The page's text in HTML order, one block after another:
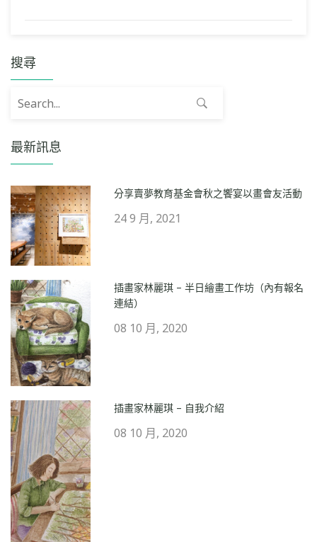
搜尋
Search for:
最新訊息
分享賣夢教育基金會秋之饗宴以畫會友活動
24 9 月, 2021
插畫家林麗琪 – 半日繪畫工作坊（內有報名
連結）
08 10 月, 2020
插畫家林麗琪 – 自我介紹
08 10 月, 2020